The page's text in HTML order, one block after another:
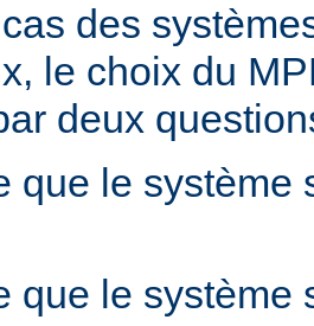
des
le choix du
deux
que le système
que le système